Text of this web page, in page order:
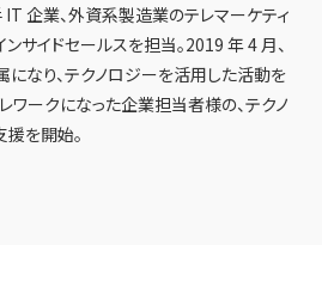
IT 企業、外資系製造業のテレマーケティ
サイドセールスを担当。2019 年 4 月、
になり、テクノロジーを活用した活動を
ワークになった企業担当者様の、テクノ
を開始。